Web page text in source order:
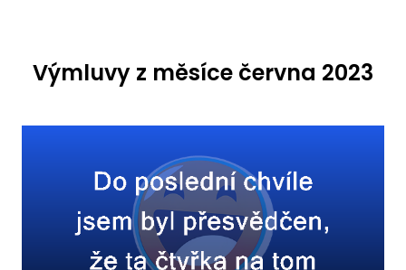
Výmluvy z měsíce června 2023